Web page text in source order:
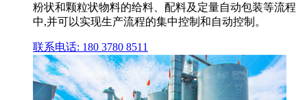
粉状和颗粒状物料的给料、配料及定量自动包装等流程
中,并可以实现生产流程的集中控制和自动控制。
联系电话: 180 3780 8511